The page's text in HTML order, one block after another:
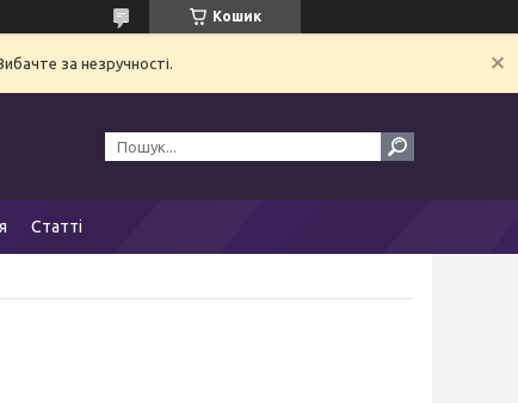
Кошик
за незручності.
Статті